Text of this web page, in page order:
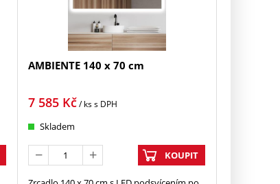
AMBIENTE 140 x 70 cm
7 585 Kč/ kss DPH
Skladem
KOUPIT